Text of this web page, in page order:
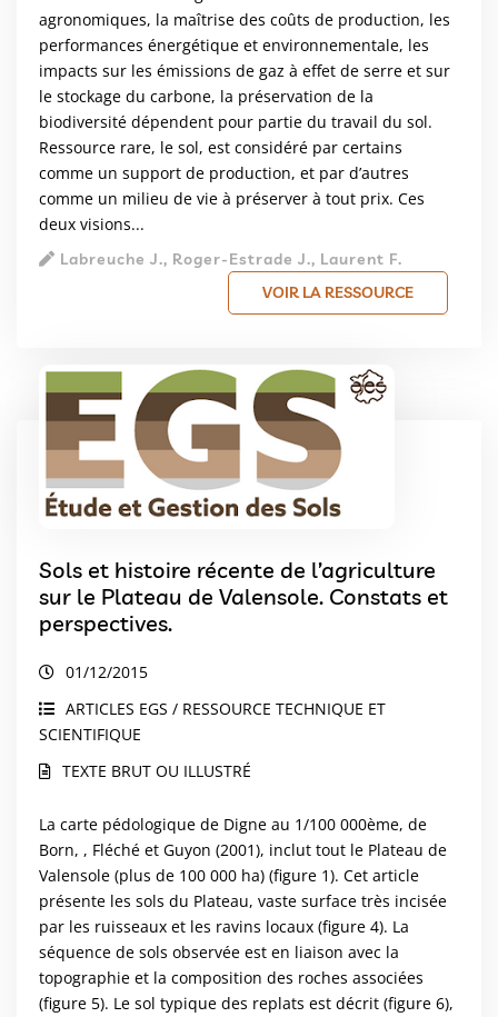
agronomiques, la maîtrise des coûts de production, les
performances énergétique et environnementale, les
impacts sur les émissions de gaz à effet de serre et sur
le stockage du carbone, la préservation de la
biodiversité dépendent pour partie du travail du sol.
Ressource rare, le sol, est considéré par certains
comme un support de production, et par d’autres
comme un milieu de vie à préserver à tout prix. Ces
deux visions...
Labreuche J., Roger-Estrade J., Laurent F.
VOIR LA RESSOURCE
Sols et histoire récente de l’agriculture
sur le Plateau de Valensole. Constats et
perspectives.
01/12/2015
ARTICLES EGS / RESSOURCE TECHNIQUE ET
SCIENTIFIQUE
TEXTE BRUT OU ILLUSTRÉ
La carte pédologique de Digne au 1/100 000ème, de
Born, , Fléché et Guyon (2001), inclut tout le Plateau de
Valensole (plus de 100 000 ha) (figure 1). Cet article
présente les sols du Plateau, vaste surface très incisée
par les ruisseaux et les ravins locaux (figure 4). La
séquence de sols observée est en liaison avec la
topographie et la composition des roches associées
(figure 5). Le sol typique des replats est décrit (figure 6),